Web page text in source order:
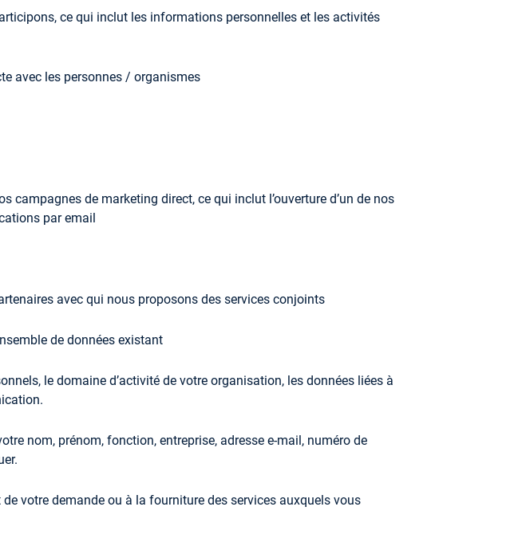
ce qui inclut les informations personnelles et les activités
avec les personnes / organismes
de marketing direct, ce qui inclut l’ouverture d’un de nos
par email
avec qui nous proposons des services conjoints
de données existant
le domaine d’activité de votre organisation, les données liées à
nom, prénom, fonction, entreprise, adresse e-mail, numéro de
votre demande ou à la fourniture des services auxquels vous